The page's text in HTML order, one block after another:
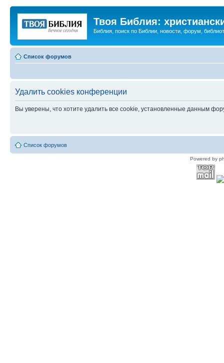
Твоя Библия:
Библия, поиск по Библии, новости, форум,
Список форумов
Удалить cookies конференции
Вы уверены, что хотите удалить все cookie, установленные данным
Список форумов
Powered by